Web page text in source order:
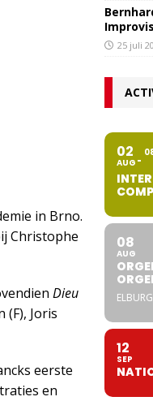
in Brno.
Christophe
Dieu
Joris
eerste
en
25 juli
02
AUG
08
AUG
12
SEP